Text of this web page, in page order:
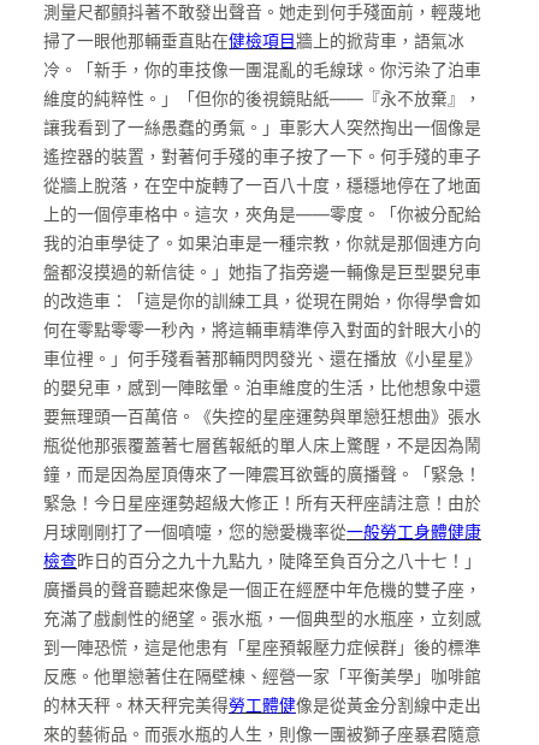
測量尺都顫抖著不敢發出聲音。她走到何手殘面前，輕蔑地
掃了一眼他那輛垂直貼在健檢項目牆上的掀背車，語氣冰
冷。「新手，你的車技像一團混亂的毛線球。你污染了泊車
維度的純粹性。」「但你的後視鏡貼紙——『永不放棄』，
讓我看到了一絲愚蠢的勇氣。」車影大人突然掏出一個像是
遙控器的裝置，對著何手殘的車子按了一下。何手殘的車子
從牆上脫落，在空中旋轉了一百八十度，穩穩地停在了地面
上的一個停車格中。這次，夾角是——零度。「你被分配給
我的泊車學徒了。如果泊車是一種宗教，你就是那個連方向
盤都沒摸過的新信徒。」她指了指旁邊一輛像是巨型嬰兒車
的改造車：「這是你的訓練工具，從現在開始，你得學會如
何在零點零零一秒內，將這輛車精準停入對面的針眼大小的
車位裡。」何手殘看著那輛閃閃發光、還在播放《小星星》
的嬰兒車，感到一陣眩暈。泊車維度的生活，比他想象中還
要無理頭一百萬倍。《失控的星座運勢與單戀狂想曲》張水
瓶從他那張覆蓋著七層舊報紙的單人床上驚醒，不是因為鬧
鐘，而是因為屋頂傳來了一陣震耳欲聾的廣播聲。「緊急！
緊急！今日星座運勢超級大修正！所有天秤座請注意！由於
月球剛剛打了一個噴嚏，您的戀愛機率從一般勞工身體健康
檢查昨日的百分之九十九點九，陡降至負百分之八十七！」
廣播員的聲音聽起來像是一個正在經歷中年危機的雙子座，
充滿了戲劇性的絕望。張水瓶，一個典型的水瓶座，立刻感
到一陣恐慌，這是他患有「星座預報壓力症候群」後的標準
反應。他單戀著住在隔壁棟、經營一家「平衡美學」咖啡館
的林天秤。林天秤完美得勞工體健像是從黃金分割線中走出
來的藝術品。而張水瓶的人生，則像一團被獅子座暴君隨意